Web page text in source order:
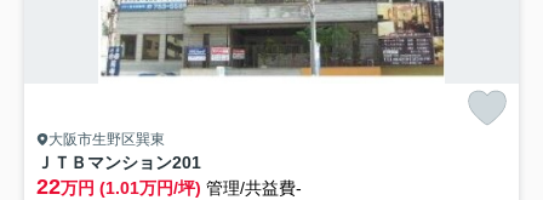
大阪市生野区巽東
ＪＴＢマンション201
22万円 (1.01万円/坪) 管理/共益費-